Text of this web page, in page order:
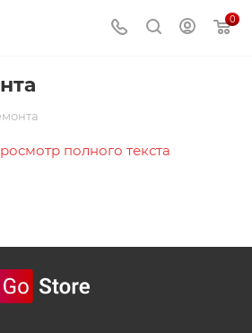
0
полного текста